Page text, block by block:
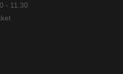
- 11.30